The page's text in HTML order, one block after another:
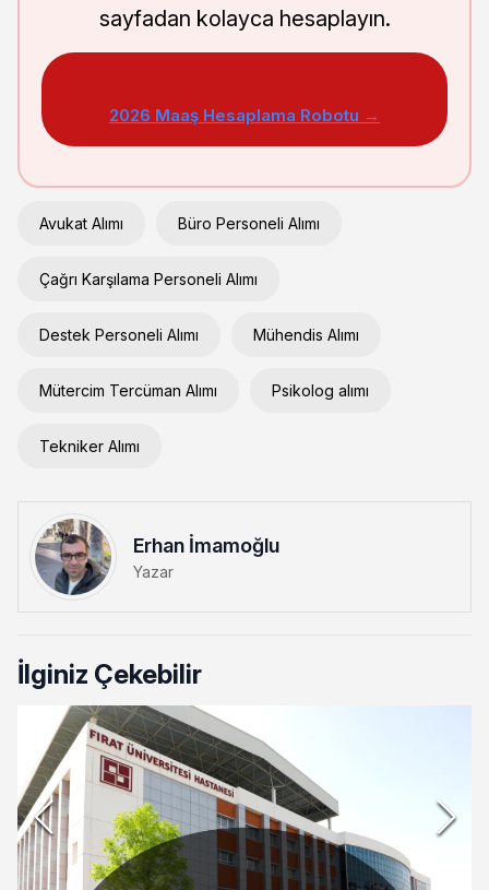
sayfadan kolayca hesaplayın.
2026 Maaş Hesaplama Robotu →
Avukat Alımı Büro Personeli Alımı
Çağrı Karşılama Personeli Alımı
Destek Personeli Alımı Mühendis Alımı
Mütercim Tercüman Alımı Psikolog alımı
Tekniker Alımı
Erhan İmamoğlu
Yazar
İlginiz Çekebilir